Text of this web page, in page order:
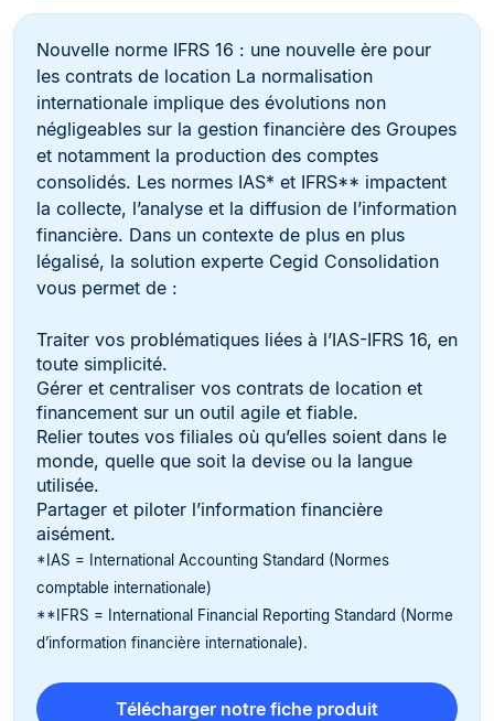
Nouvelle norme IFRS 16 : une nouvelle ère pour
les contrats de location La normalisation
internationale implique des évolutions non
négligeables sur la gestion financière des Groupes
et notamment la production des comptes
consolidés. Les normes IAS* et IFRS** impactent
la collecte, l’analyse et la diffusion de l’information
financière. Dans un contexte de plus en plus
légalisé, la solution experte Cegid Consolidation
vous permet de :
Traiter vos problématiques liées à l’IAS-IFRS 16, en
toute simplicité.
Gérer et centraliser vos contrats de location et
financement sur un outil agile et fiable.
Relier toutes vos filiales où qu’elles soient dans le
monde, quelle que soit la devise ou la langue
utilisée.
Partager et piloter l’information financière
aisément.
*IAS = International Accounting Standard (Normes
comptable internationale)
**IFRS = International Financial Reporting Standard (Norme
d’information financière internationale).
Télécharger notre fiche produit